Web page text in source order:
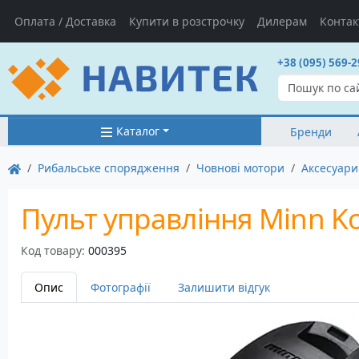
Оплата / Доставка Купити в розстрочку Дилерам
+38 (095) 569-
Каталог Бренди
Рибальське спорядження Човнові мотори
Пульт управління Minn
Код товару: 000395
Опис Фотографії Залишити відгук